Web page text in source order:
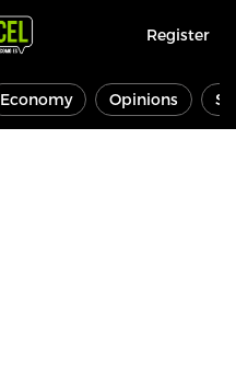
Register
Economy Opinions